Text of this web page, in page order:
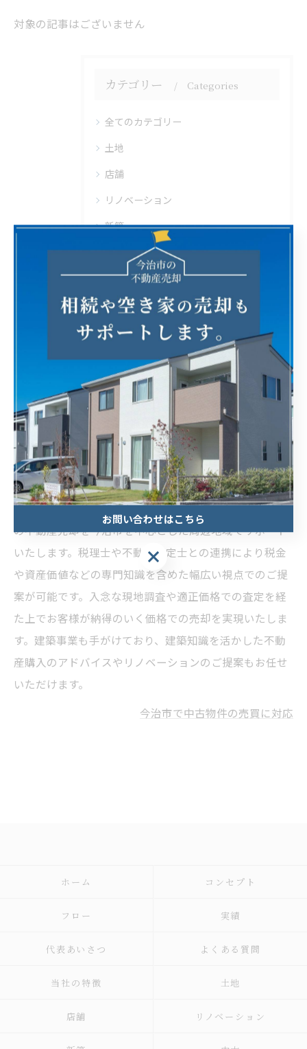
対象の記事はございません
カテゴリー Categories
全てのカテゴリー
土地
店舗
リノベーション
新築
中古
タグ Tags
今治市 不動産売却 相続
転居
企業間売買 増築
相続や離婚、住み替えなど様々なご事情による中古住宅
の不動産売却を今治市を中心とした周辺地域でサポート
いたします。税理士や不動産鑑定士との連携により税金
や資産価値などの専門知識を含めた幅広い視点でのご提
案が可能です。入念な現地調査や適正価格での査定を経
た上でお客様が納得のいく価格での売却を実現いたしま
す。建築事業も手がけており、建築知識を活かした不動
産購入のアドバイスやリノベーションのご提案もお任せ
いただけます。
今治市で中古物件の売買に対応
ホーム コンセプト
フロー 実績
代表あいさつ よくある質問
当社の特徴 土地
店舗 リノベーション
お問い合わせはこちら
お問い合わせはこちら